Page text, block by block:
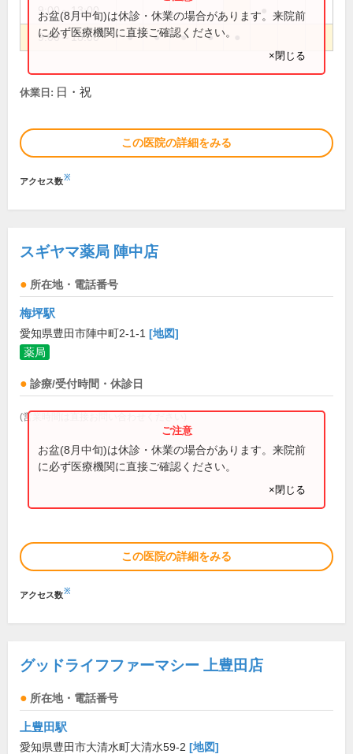
9:00～13:00
9:00～18:00 ● ● ● ●
お盆(8月中旬)は休診・休業の場合があります。来院前
に必ず医療機関に直接ご確認ください。
×閉じる
休業日: 日・祝
この医院の詳細をみる
アクセス数※
スギヤマ薬局 陣中店
所在地・電話番号
梅坪駅
愛知県豊田市陣中町2-1-1 [地図]
薬局
診療/受付時間・休診日
(営業時間は直接お問い合わせください)
お盆(8月中旬)は休診・休業の場合があります。来院前
に必ず医療機関に直接ご確認ください。
×閉じる
この医院の詳細をみる
アクセス数※
グッドライフファーマシー 上豊田店
所在地・電話番号
上豊田駅
愛知県豊田市大清水町大清水59-2 [地図]